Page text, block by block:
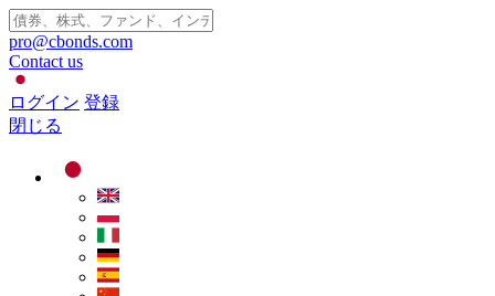
pro@cbonds.com
Contact us
ログイン 登録
閉じる